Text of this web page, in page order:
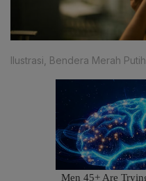
Ilustrasi, Bendera Merah Putih